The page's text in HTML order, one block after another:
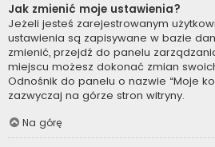
Jak zmienić moje ustawienia?
Jeżeli jesteś zarejestrowanym
ustawienia są zapisywane w bazie
zmienić, przejdź do panelu
miejscu możesz dokonać zmian
Odnośnik do panelu o nazwie “Moje
zazwyczaj na górze stron witryny.
Na górę